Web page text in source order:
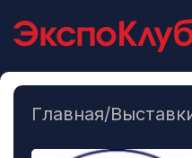
Главная/